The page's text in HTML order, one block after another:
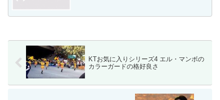
KTお気に入りシリーズ4 エル・マンボの
カラーガードの格好良さ